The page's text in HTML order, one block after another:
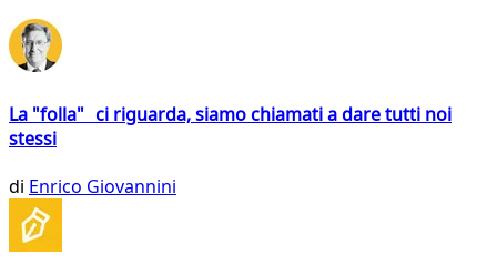
La "folla" ci riguarda, siamo chiamati a dare tutti noi
stessi
di Enrico Giovannini